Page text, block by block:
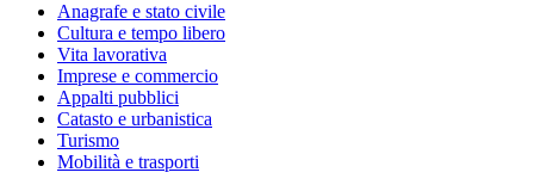
Anagrafe e stato civile
Cultura e tempo libero
Vita lavorativa
Imprese e commercio
Appalti pubblici
Catasto e urbanistica
Turismo
Mobilità e trasporti